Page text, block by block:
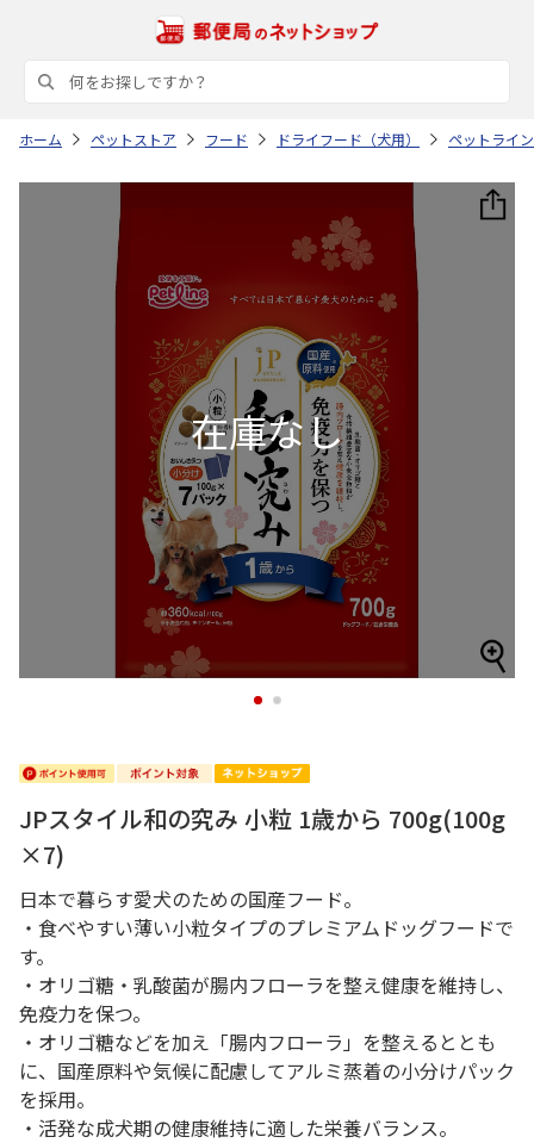
ホーム ペットストア フード ドライフード（犬用） ペットライン
1 2
JPスタイル和の究み 小粒 1歳から 700g(100g
×7)
日本で暮らす愛犬のための国産フード。
・食べやすい薄い小粒タイプのプレミアムドッグフードで
す。
・オリゴ糖・乳酸菌が腸内フローラを整え健康を維持し、
免疫力を保つ。
・オリゴ糖などを加え「腸内フローラ」を整えるととも
に、国産原料や気候に配慮してアルミ蒸着の小分けパック
を採用。
・活発な成犬期の健康維持に適した栄養バランス。